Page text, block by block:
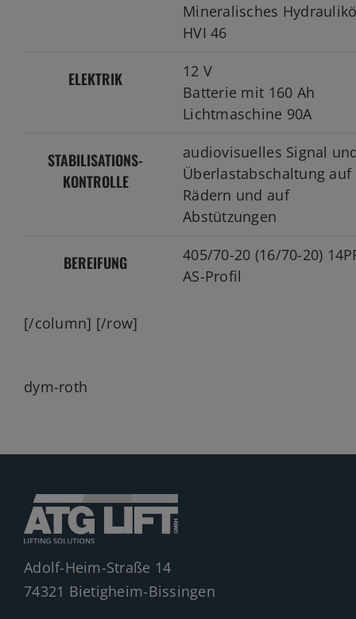
Mineralisches
HVI 46
ELEKTRIK
12 V
Batterie mit 160 Ah
Lichtmaschine 90A
STABILISATIONS-
KONTROLLE
audiovisuelles Signal
Überlastabschaltung auf
Rädern und auf
Abstützungen
BEREIFUNG
405/70-20 (16/70-20)
AS-Profil
[/column] [/row]
dym-roth
Adolf-Heim-Straße 14
74321 Bietigheim-Bissingen